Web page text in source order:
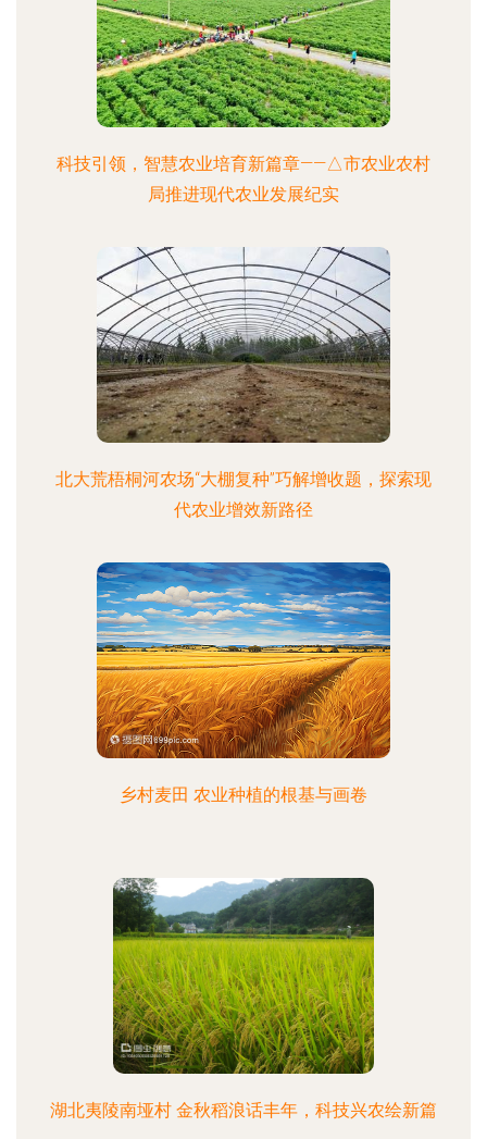
科技引领，智慧农业培育新篇章——△市农业农村
局推进现代农业发展纪实
北大荒梧桐河农场“大棚复种”巧解增收题，探索现
代农业增效新路径
乡村麦田 农业种植的根基与画卷
湖北夷陵南垭村 金秋稻浪话丰年，科技兴农绘新篇